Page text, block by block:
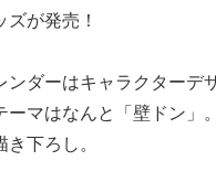
ズが発売！
ンダーはキャラクターデ
ーマはなんと「壁ドン」
下ろし。